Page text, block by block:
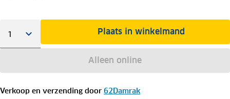
Plaats in winkelmand
Alleen online
Verkoop en verzending door 62Damrak